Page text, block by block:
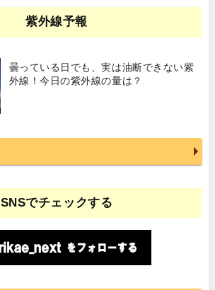
紫外線予報
曇っている日でも、実は油断できない紫
外線！今日の紫外線の量は？
SNSでチェックする